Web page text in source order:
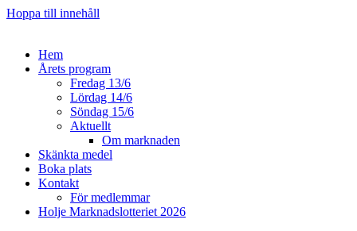
Hoppa till innehåll
Hem
Årets program
Fredag 13/6
Lördag 14/6
Söndag 15/6
Aktuellt
Om marknaden
Skänkta medel
Boka plats
Kontakt
För medlemmar
Holje Marknadslotteriet 2026